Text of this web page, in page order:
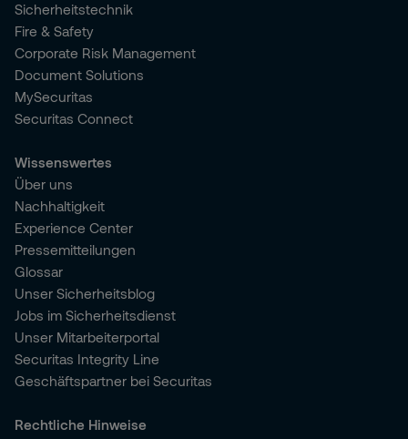
Sicherheitstechnik
Fire & Safety
Corporate Risk Management
Document Solutions
MySecuritas
Securitas Connect
Wissenswertes
Über uns
Nachhaltigkeit
Experience Center
Pressemitteilungen
Glossar
Unser Sicherheitsblog
Jobs im Sicherheitsdienst
Unser Mitarbeiterportal
Securitas Integrity Line
Geschäftspartner bei Securitas
Rechtliche Hinweise